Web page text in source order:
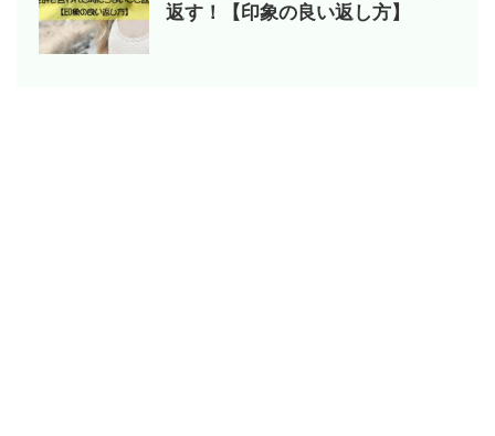
返す！【印象の良い返し方】